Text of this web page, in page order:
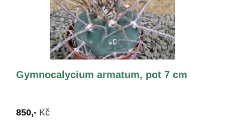
Gymnocalycium armatum, pot 7 cm
850,- Kč